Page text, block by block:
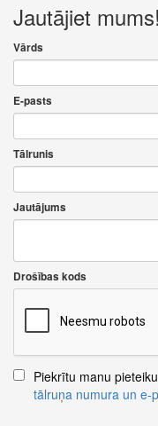
Jautājiet mums!
Vārds
E-pasts
Tālrunis
Jautājums
Drošības kods
Piekrītu manu
tālruņa numura un e-